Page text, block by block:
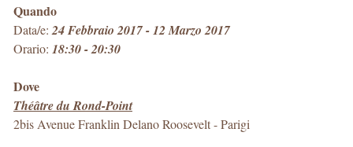
Quando
Data/e: 24 Febbraio 2017 - 12 Marzo 2017
Orario: 18:30 - 20:30
Dove
Théâtre du Rond-Point
2bis Avenue Franklin Delano Roosevelt-Parigi